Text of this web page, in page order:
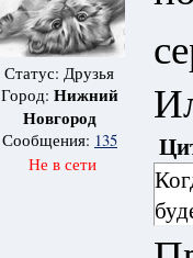
Статус: Друзья
Город: Нижний
Новгород
Сообщения: 135
Не в сети